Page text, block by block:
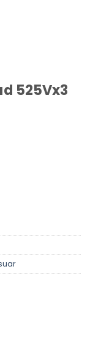
525Vx3